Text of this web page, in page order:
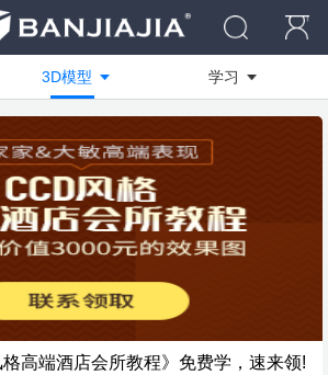
3D模型 学习
商业快速
写实渲染
学员作品
活动作品
技能方向
绘图软件
装修工艺
格高端酒店会所教程》免费学，速来领!